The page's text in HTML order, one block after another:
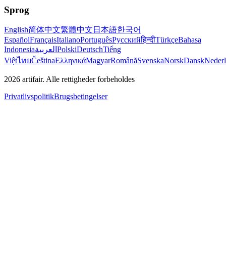
Sprog
English简体中文繁體中文 日本語한국어
EspañolFrançaisItalianoPortuguêsРусскийहिन्दीTürkçeBahasa
Indonesiaالعربية PolskiDeutschTiếng
ViệtไทยČeštinaΕλληνικάMagyarRomânăSvenskaNorskDansk
2026 artifair. Alle rettigheder forbeholdes
PrivatlivspolitikBrugsbetingelser